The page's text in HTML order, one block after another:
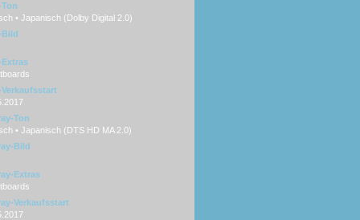
Ton
• Japanisch (Dolby Digital 2.0)
Bild
Extras
Verkaufsstart
Ton
• Japanisch (DTS HD MA 2.0)
Bild
Extras
Verkaufsstart